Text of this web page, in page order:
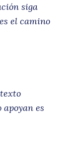
siga
el camino
es